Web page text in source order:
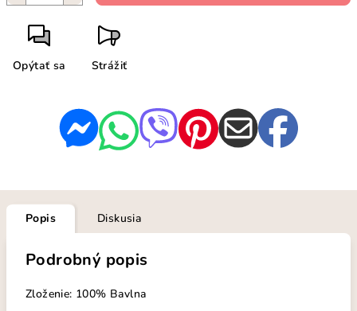
Opýtať sa Strážiť
Popis Diskusia
Podrobný popis
Zloženie: 100% Bavlna